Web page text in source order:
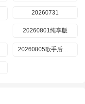
20260731
20260801纯享版
20260805歌手后花园